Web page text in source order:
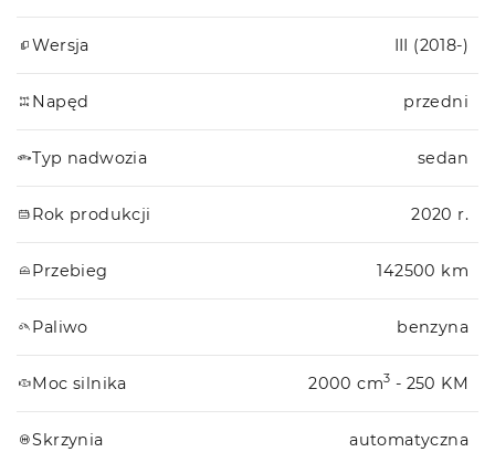
Wersja III (2018-)
Napęd przedni
Typ nadwozia sedan
Rok produkcji 2020 r.
Przebieg 142500 km
Paliwo benzyna
Moc silnika 2000 cm3 - 250 KM
Skrzynia automatyczna